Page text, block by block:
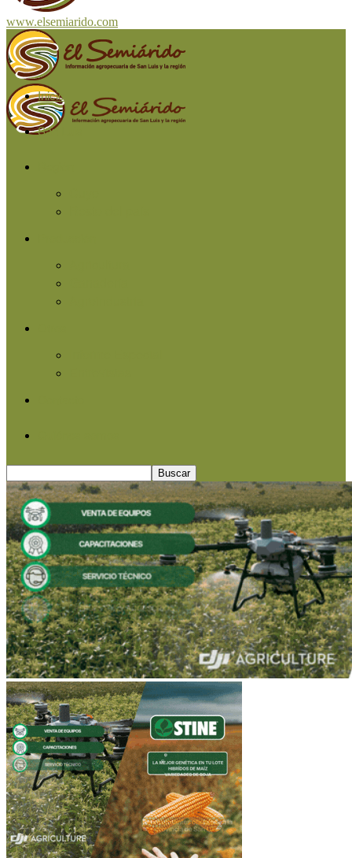
www.elsemiarido.com
Inicio
San Luis